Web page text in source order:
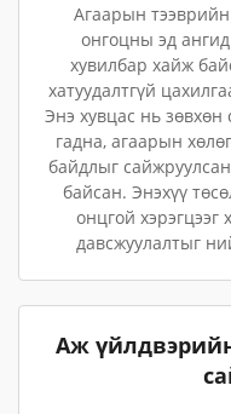
Агаарын
онгоцны эд ангид
хувилбар хайж
хатуудалтгүй
Энэ хувцас нь зөвхөн
гадна, агаарын
байдлыг
байсан. Энэхүү
онцгой хэрэгцээг
давсжуулалтыг
Аж